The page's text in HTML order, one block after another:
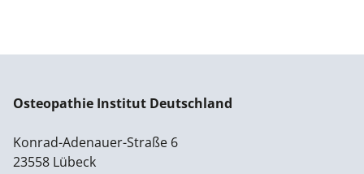
Osteopathie Institut Deutschland
Konrad-Adenauer-Straße 6
23558 Lübeck